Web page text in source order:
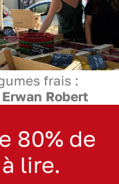
frais :
Erwan Robert
80% de
lire.